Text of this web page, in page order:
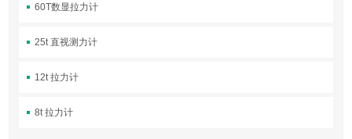
60T数显拉力计
25t 直视测力计
12t 拉力计
8t 拉力计